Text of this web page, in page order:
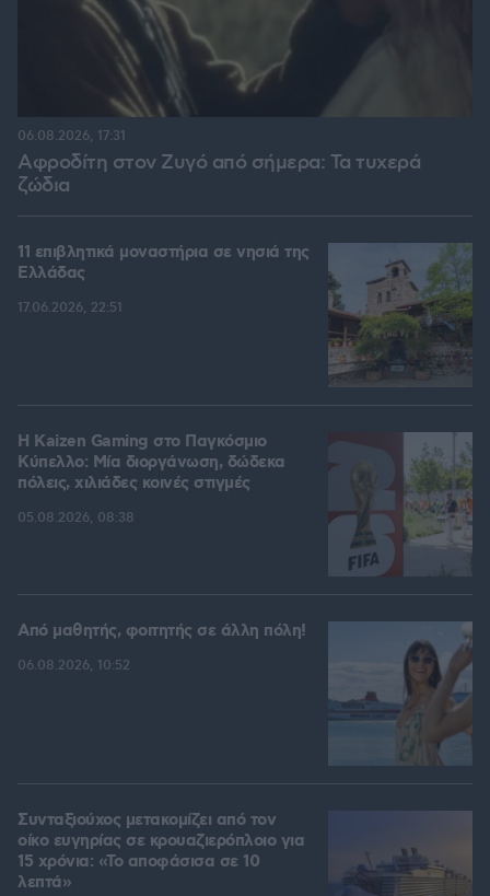
Αφροδίτη στον Ζυγό από σήμερα: Τα τυχερά
ζώδια
06.08.2026, 17:31
11 επιβλητικά μοναστήρια σε νησιά της
Ελλάδας
17.06.2026, 22:51
H Kaizen Gaming στο Παγκόσμιο
Kύπελλο: Μία διοργάνωση, δώδεκα
πόλεις, χιλιάδες κοινές στιγμές
05.08.2026, 08:38
Από μαθητής, φοιτητής σε άλλη πόλη!
06.08.2026, 10:52
Συνταξιούχος μετακομίζει από τον
οίκο ευγηρίας σε κρουαζιερόπλοιο για
15 χρόνια: «Το αποφάσισα σε 10
λεπτά»